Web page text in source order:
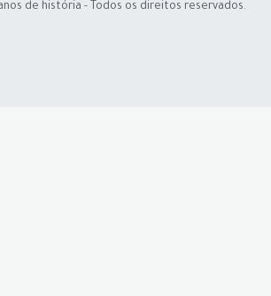
de história - Todos os direitos reservados.